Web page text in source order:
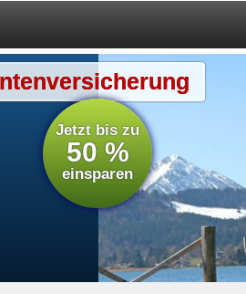
Jetzt bis zu
50 %
einsparen